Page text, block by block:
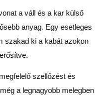
a váll és a kar külső
anyag. Egy esetleges
szakad ki a kabát azokon
szellőzést és
a legnagyobb melegben